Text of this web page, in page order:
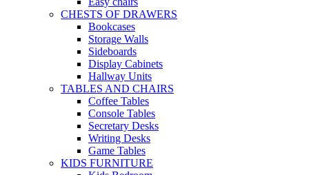
CHESTS OF DRAWERS
Bookcases
Storage Walls
Sideboards
Display Cabinets
Hallway Units
TABLES AND CHAIRS
Coffee Tables
Console Tables
Secretary Desks
Writing Desks
Game Tables
KIDS FURNITURE